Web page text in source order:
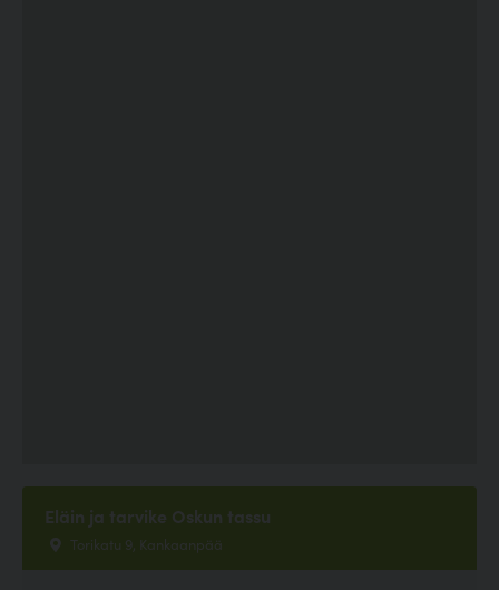
Eläin ja tarvike Oskun tassu
Torikatu 9, Kankaanpää